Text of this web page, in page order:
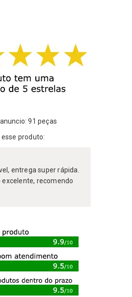
opções
podem
ser
na
91 peças
produto:
entrega super rápida.
recomendo